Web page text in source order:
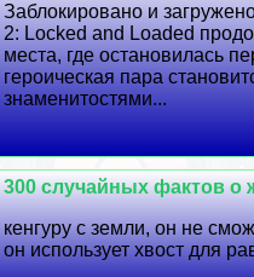
Заблокировано и
2: Locked and Loaded
места, где остановилась
героическая пара
знаменитостями...
300 случайных фактов о
кенгуру с земли, он не
он использует хвост для